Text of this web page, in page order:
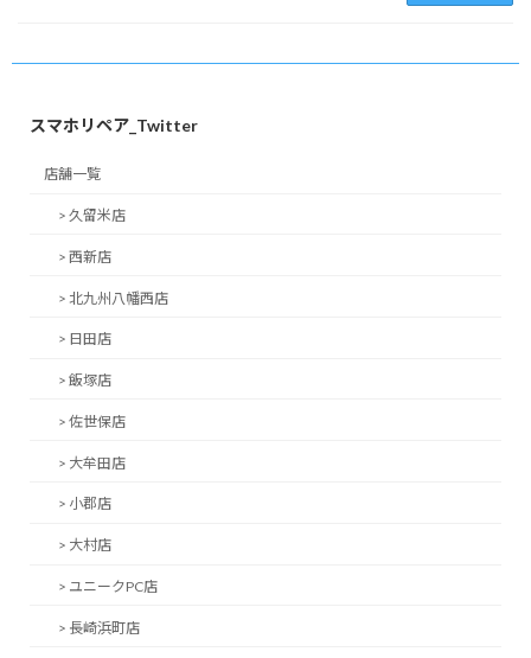
スマホリペア_Twitter
店舗一覧
> 久留米店
> 西新店
> 北九州八幡西店
> 日田店
> 飯塚店
> 佐世保店
> 大牟田店
> 小郡店
> 大村店
> ユニークPC店
> 長崎浜町店